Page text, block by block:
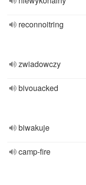
reconnoitring
zwiadowczy
bivouacked
biwakuje
camp-fire